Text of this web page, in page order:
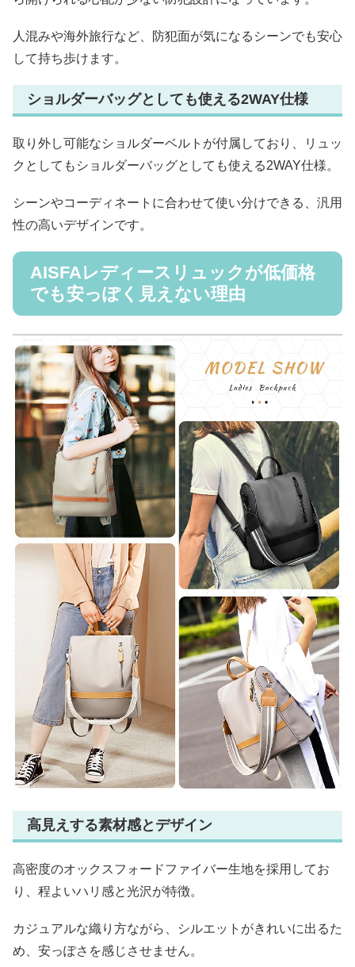
人混みや海外旅行など、防犯面が気になるシーンでも安心
して持ち歩けます。
ショルダーバッグとしても使える2WAY仕様
取り外し可能なショルダーベルトが付属しており、リュッ
クとしてもショルダーバッグとしても使える2WAY仕様。
シーンやコーディネートに合わせて使い分けできる、汎用
性の高いデザインです。
AISFAレディースリュックが低価格
でも安っぽく見えない理由
高見えする素材感とデザイン
高密度のオックスフォードファイバー生地を採用してお
り、程よいハリ感と光沢が特徴。
カジュアルな織り方ながら、シルエットがきれいに出るた
め、安っぽさを感じさせません。